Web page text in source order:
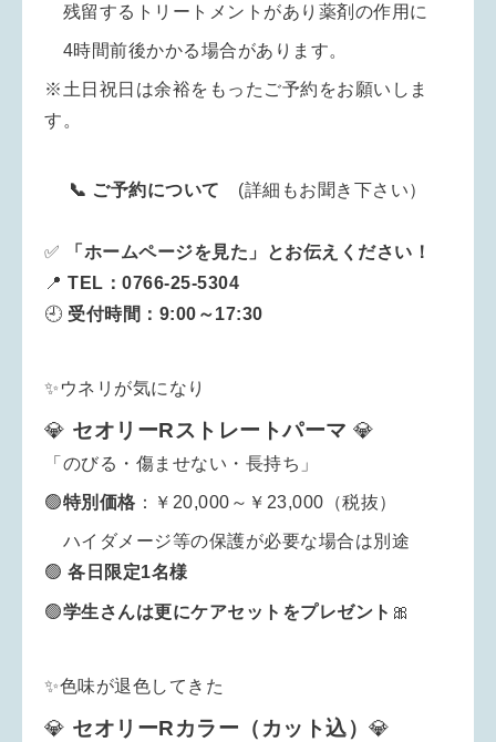
残留するトリートメントがあり薬剤の作用に
4時間前後かかる場合があります。
※土日祝日は余裕をもったご予約をお願いしま
す。
📞 ご予約について (詳細もお聞き下さい）
✅
「ホームページを見た」とお伝えください！
📍 TEL：0766-25-5304
🕘 受付時間：9:00～17:30
✨ウネリが気になり
💎 セオリーRストレートパーマ 💎
「のびる・傷ませない・長持ち」
🟢特別 価格 ：￥20,000～￥23,000（税抜）
ハイダメージ等の保護が必要な場合は別途
🟢 各日限定1名様
🟢学生さんは更にケアセットをプレゼント 🎀
✨色味が退色してきた
💎 セオリーRカラー（カット込） 💎